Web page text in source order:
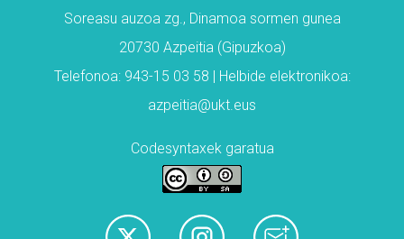
Soreasu auzoa zg., Dinamoa sormen gunea
20730 Azpeitia (Gipuzkoa)
Telefonoa: 943-15 03 58 | Helbide elektronikoa:
azpeitia@ukt.eus
Codesyntaxek garatua